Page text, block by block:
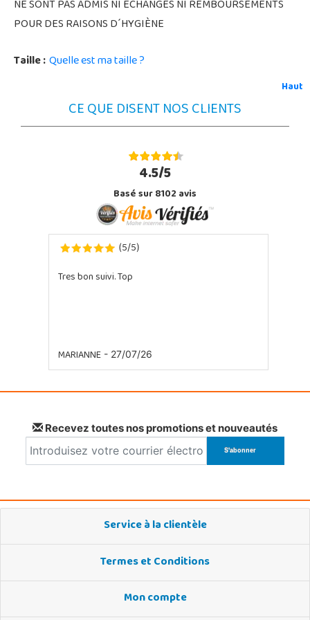
NE SONT PAS ADMIS NI ECHANGES NI REMBOURSEMENTS
POUR DES RAISONS D´HYGIÈNE
Taille :Quelle est ma taille ?
Haut
CE QUE DISENT NOS CLIENTS
4.5/5
Basé sur 8102 avis
(5/5)
Tres bon suivi. Top
MARIANNE- 27/07/26
Recevez toutes nos promotions et nouveautés
Service à la clientèle
Termes et Conditions
Mon compte